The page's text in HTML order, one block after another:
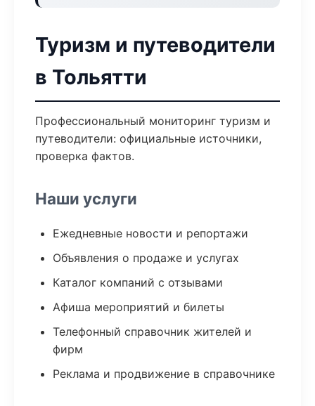
Туризм и путеводители
в Тольятти
Профессиональный мониторинг туризм и
путеводители: официальные источники,
проверка фактов.
Наши услуги
Ежедневные новости и репортажи
Объявления о продаже и услугах
Каталог компаний с отзывами
Афиша мероприятий и билеты
Телефонный справочник жителей и
фирм
Реклама и продвижение в справочнике